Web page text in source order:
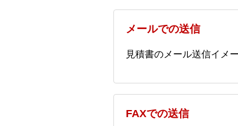
メールでの送信
見積書のメール送信イメ
FAXでの送信